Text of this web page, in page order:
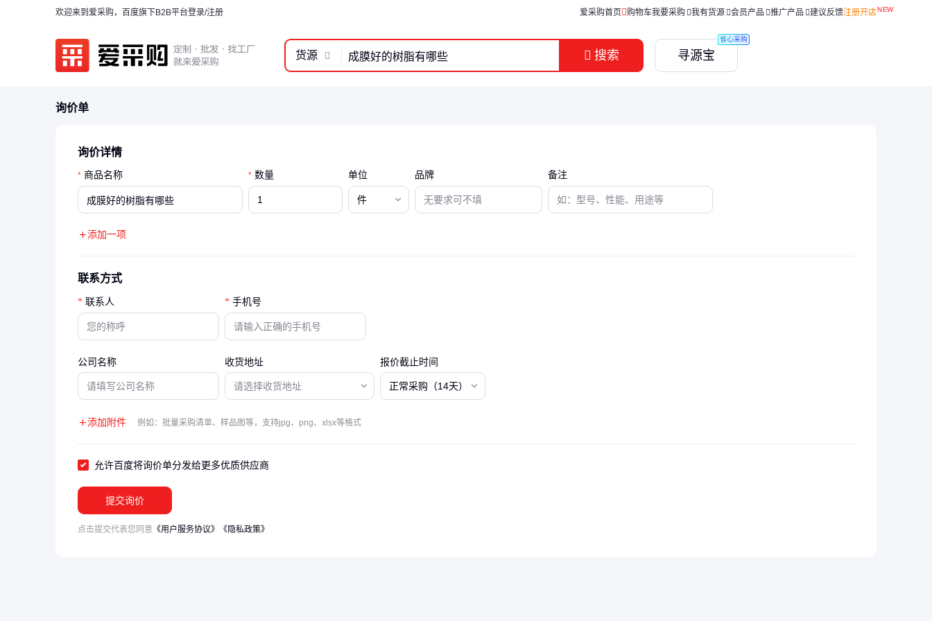
欢迎来到爱采购，百度旗下B2B平台登录/注册 爱采购首页 购物车我要采购 我有货源 会员产品 推广产品 建议反馈注册开店
搜索 寻源宝
省心采购
货源
询价单
询价详情
* 商品名称 * 数量 单位 品牌 备注
件
添加一项
联系方式
联系人 手机号
公司名称 收货地址 报价截止时间
正常采购（14天）
添加附件 例如：批量采购清单、样品图等，支持jpg、png、xlsx等格式
允许百度将询价单分发给更多优质供应商
提交询价
点击提交代表您同意 《用户服务协议》 《隐私政策》